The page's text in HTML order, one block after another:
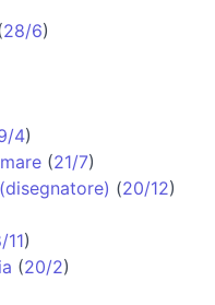
28/6)
4)
(21/7)
(20/12)
11)
(20/2)